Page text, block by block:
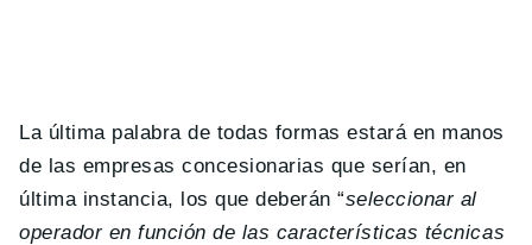
La última palabra de todas formas estará en manos
de las empresas concesionarias que serían, en
última instancia, los que deberán “seleccionar al
operador en función de las características técnicas